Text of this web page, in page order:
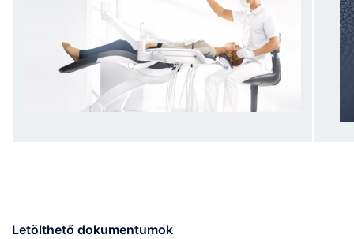
Letölthető dokumentumok